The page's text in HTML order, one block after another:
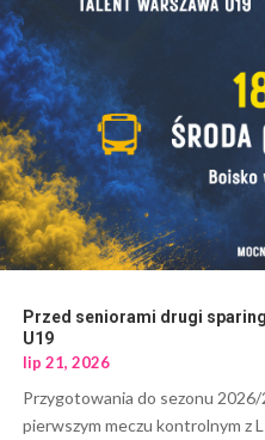
Przed seniorami drugi
U19
lip 21, 2026
Przygotowania do sezonu
pierwszym meczu kontrolnym z